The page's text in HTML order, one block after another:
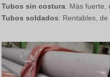
Tubos sin costura: Más fuerte,
Tubos soldados: Rentables, de